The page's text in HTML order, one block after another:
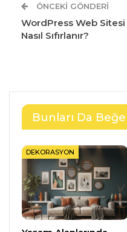
ÖNCEKI GÖNDERI
WordPress Web Sitesi
Nasıl Sıfırlanır?
Bunları Da
DEKORASYON